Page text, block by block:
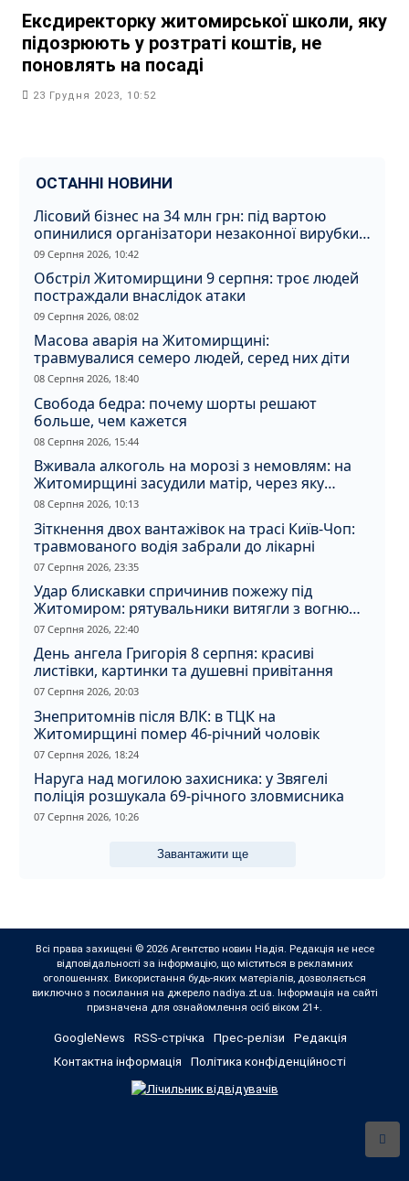
Ексдиректорку житомирської школи, яку
підозрюють у розтраті коштів, не
поновлять на посаді
23 Грудня 2023, 10:52
ОСТАННІ НОВИНИ
Лісовий бізнес на 34 млн грн: під вартою
опинилися організатори незаконної вирубки
на Житомирщині
09 Серпня 2026, 10:42
Обстріл Житомирщини 9 серпня: троє людей
постраждали внаслідок атаки
09 Серпня 2026, 08:02
Масова аварія на Житомирщині:
травмувалися семеро людей, серед них діти
08 Серпня 2026, 18:40
Свобода бедра: почему шорты решают
больше, чем кажется
08 Серпня 2026, 15:44
Вживала алкоголь на морозі з немовлям: на
Житомирщині засудили матір, через яку
дитина отримала обмороження
08 Серпня 2026, 10:13
Зіткнення двох вантажівок на трасі Київ-Чоп:
травмованого водія забрали до лікарні
07 Серпня 2026, 23:35
Удар блискавки спричинив пожежу під
Житомиром: рятувальники витягли з вогню
кота
07 Серпня 2026, 22:40
День ангела Григорія 8 серпня: красиві
листівки, картинки та душевні привітання
07 Серпня 2026, 20:03
Знепритомнів після ВЛК: в ТЦК на
Житомирщині помер 46-річний чоловік
07 Серпня 2026, 18:24
Наруга над могилою захисника: у Звягелі
поліція розшукала 69-річного зловмисника
07 Серпня 2026, 10:26
Завантажити ще
Всі права захищені © 2026 Агентство новин Надія. Редакція не несе
відповідальності за інформацію, що міститься в рекламних
оголошеннях. Використання будь-яких матеріалів, дозволяється
виключно з посилання на джерело nadiya.zt.ua. Інформація на сайті
призначена для ознайомлення осіб віком 21+.
GoogleNews RSS-стрічка Прес-релізи
Редакція
Контактна інформація
Політика конфіденційності